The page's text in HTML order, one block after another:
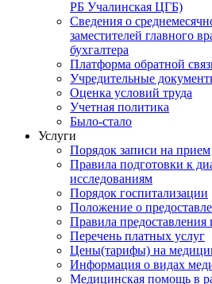
РБ Учалинская ЦГБ)
Сведения о
заместителей главного
бухгалтера
Платформа обратной
Учредительные
Оценка условий труда
Учетная политика
Было-стало
Услуги
Порядок записи на прием
Правила подготовки к
исследованиям
Порядок госпитализации
Положение о
Правила предоставления
Перечень платных услуг
Цены(тарифы) на
Информация о видах
Медицинская помощь в